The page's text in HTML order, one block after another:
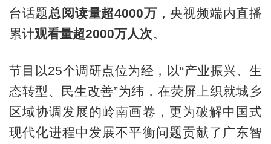
台话题总阅读量超4000万 ，央视频端内直播
累计观看量超2000万人次。
节目以25个调研点位为经，以“产业振兴、生
态转型、民生改善”为纬，在荧屏上织就城乡
区域协调发展的岭南画卷，更为破解中国式
现代化进程中发展不平衡问题贡献了广东智